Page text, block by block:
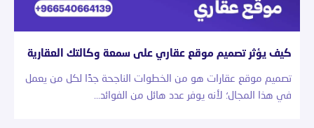
كيف يؤثر تصميم موقع عقاري على سمعة وكالتك العقارية
تصميم موقع عقارات هو من الخطوات الناجحة جدًا لكل من يعمل
في هذا المجال؛ لأنه يوفر عدد هائل من الفوائد…